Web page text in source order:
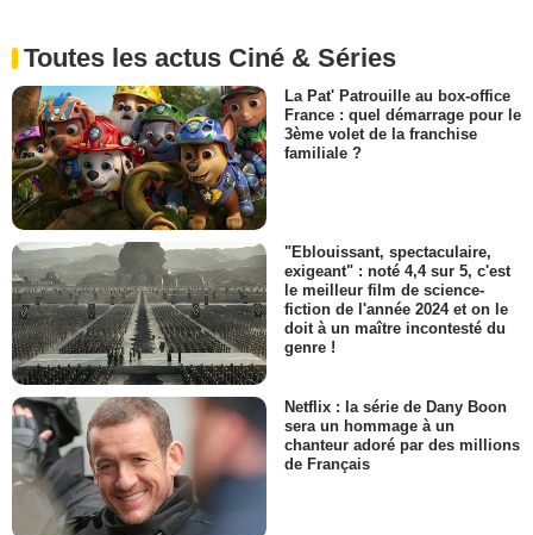
Toutes les actus Ciné & Séries
La Pat' Patrouille au box-office
France : quel démarrage pour le
3ème volet de la franchise
familiale ?
"Eblouissant, spectaculaire,
exigeant" : noté 4,4 sur 5, c'est
le meilleur film de science-
fiction de l'année 2024 et on le
doit à un maître incontesté du
genre !
Netflix : la série de Dany Boon
sera un hommage à un
chanteur adoré par des millions
de Français